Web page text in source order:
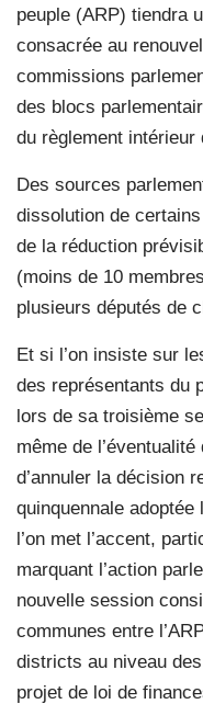
peuple (ARP) tiendra
consacrée au
commissions
des blocs
du règlement intérieur
Des sources
dissolution de
de la réduction
(moins de 10
plusieurs députés de
Et si l’on insiste sur
des représentants du
lors de sa troisième
même de
d’annuler la décision
quinquennale
l’on met l’accent,
marquant l’action
nouvelle session
communes entre
districts au niveau
projet de loi de